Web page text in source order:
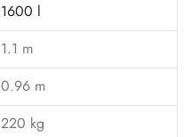
1600 l
1.1 m
0.96 m
220 kg